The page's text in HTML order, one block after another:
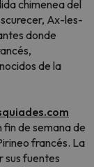
chimenea del
Ax-les-
donde
de la
de semana de
francés. La
sus fuentes